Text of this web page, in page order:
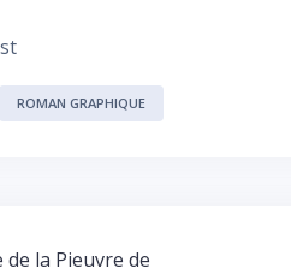
ROMAN GRAPHIQUE
la Pieuvre de